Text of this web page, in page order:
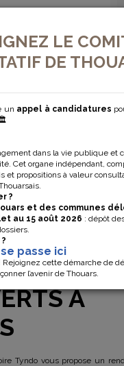
LE
DE
un appel à candidatures
dans la vie publique et
Cet organe indépendant,
et propositions à valeur
?
et des communes
au 15 août 2026 : dépôt
se passe ici
Rejoignez cette démarche de
l’avenir de Thouars.
DE NAVIGATION...
–
À
Tyndo vous propose un